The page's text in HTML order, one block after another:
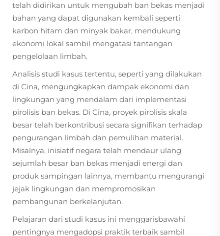
telah didirikan untuk mengubah ban bekas menjadi
bahan yang dapat digunakan kembali seperti
karbon hitam dan minyak bakar, mendukung
ekonomi lokal sambil mengatasi tantangan
pengelolaan limbah.
Analisis studi kasus tertentu, seperti yang dilakukan
di Cina, mengungkapkan dampak ekonomi dan
lingkungan yang mendalam dari implementasi
pirolisis ban bekas. Di Cina, proyek pirolisis skala
besar telah berkontribusi secara signifikan terhadap
pengurangan limbah dan pemulihan material.
Misalnya, inisiatif negara telah mendaur ulang
sejumlah besar ban bekas menjadi energi dan
produk sampingan lainnya, membantu mengurangi
jejak lingkungan dan mempromosikan
pembangunan berkelanjutan.
Pelajaran dari studi kasus ini menggarisbawahi
pentingnya mengadopsi praktik terbaik sambil